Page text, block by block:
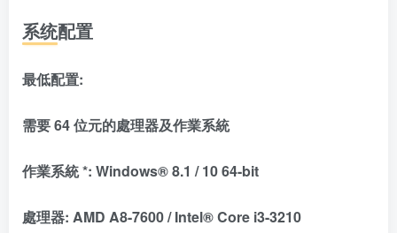
系统配置
最低配置:
需要 64 位元的處理器及作業系統
作業系統 *: Windows® 8.1 / 10 64-bit
處理器: AMD A8-7600 / Intel® Core i3-3210